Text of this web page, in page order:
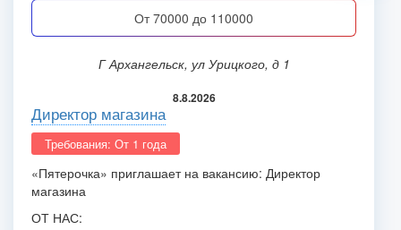
от 70000 до 110000
г Архангельск, ул Урицкого, д 1
8.8.2026
Директор магазина
Требования: От 1 года
«Пятерочка» приглашает на вакансию: Директор
магазина
ОТ НАС: